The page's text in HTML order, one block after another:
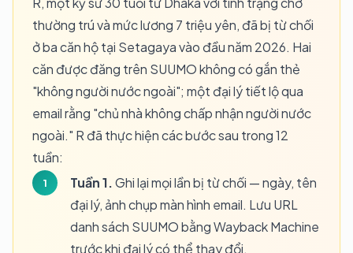
thường trú và mức lương 7 triệu yên, đã bị từ chối
ở ba căn hộ tại Setagaya vào đầu năm 2026. Hai
căn được đăng trên SUUMO không có gắn thẻ
"không người nước ngoài"; một đại lý tiết lộ qua
email rằng "chủ nhà không chấp nhận người nước
ngoài." R đã thực hiện các bước sau trong 12
tuần:
Tuần 1.Ghi lại mọi lần bị từ chối — ngày, tên
đại lý, ảnh chụp màn hình email. Lưu URL
danh sách SUUMO bằng Wayback Machine
trước khi đại lý có thể thay đổi.